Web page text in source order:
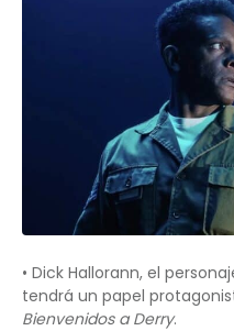
• Dick Hallorann, el
tendrá un papel
Bienvenidos a Derry.